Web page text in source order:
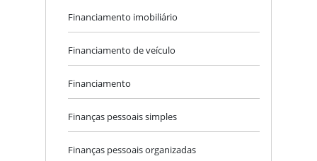
Financiamento imobiliário
Financiamento de veículo
Financiamento
Finanças pessoais simples
Finanças pessoais organizadas